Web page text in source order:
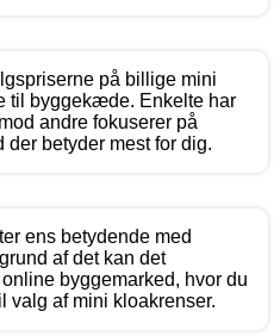
på billige mini
til byggekæde. Enkelte har
andre fokuserer på
betyder mest for dig.
ens betydende med
af det kan det
byggemarked, hvor du
valg af mini kloakrenser.